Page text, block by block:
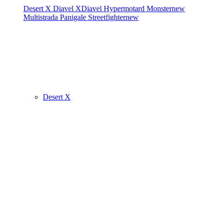
Desert X Diavel XDiavel Hypermotard Monsternew
Multistrada Panigale Streetfighternew
Desert X